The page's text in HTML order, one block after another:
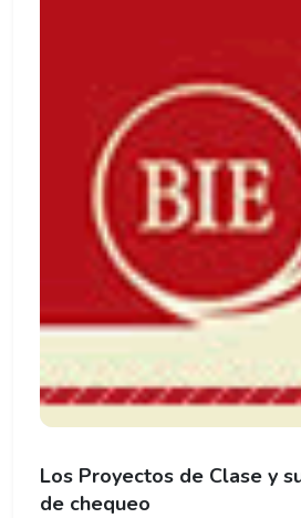
Los Proyectos de Clase y
de chequeo